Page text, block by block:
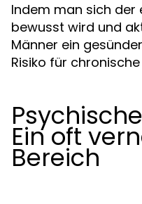
Indem man sich der
bewusst wird und
Männer ein
Risiko für
Ein oft
Bereich